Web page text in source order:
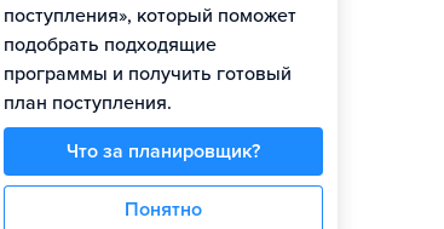
поступления», который поможет
подобрать подходящие
программы и получить готовый
план поступления.
Что за планировщик?
Понятно